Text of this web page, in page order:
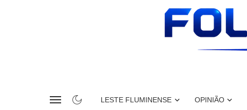
LESTE FLUMINENSE OPINIÃO